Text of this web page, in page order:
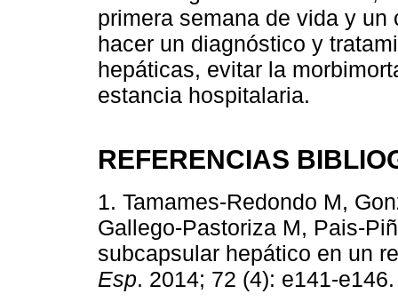
primera semana de vida y
hacer un diagnóstico y
hepáticas, evitar la
estancia hospitalaria.
REFERENCIAS
1. Tamames-Redondo M,
Gallego-Pastoriza M, Pais-
subcapsular hepático en un
Esp. 2014; 72 (4): e141-